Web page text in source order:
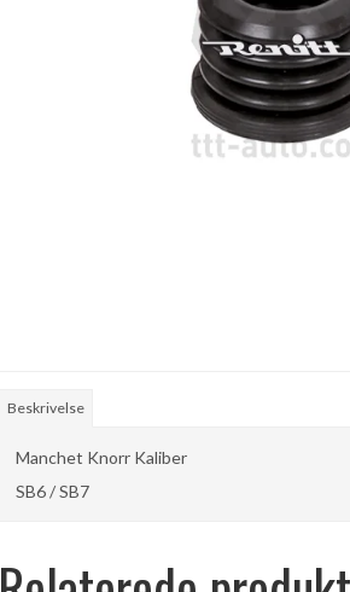
Beskrivelse
Manchet Knorr Kaliber
SB6 / SB7